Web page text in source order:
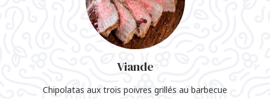
Viande
Chipolatas aux trois poivres grillés au barbecue